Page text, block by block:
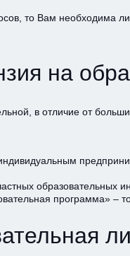
то Вам необходима
на
в отличие от
образовательных
программа» –